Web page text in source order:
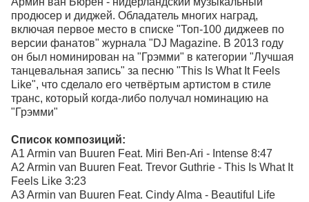
продюсер и диджей. Обладатель многих наград,
включая первое место в списке "Топ-100 диджеев по
версии фанатов" журнала "DJ Magazine. В 2013 году
он был номинирован на "Грэмми" в категории "Лучшая
танцевальная запись" за песню "This Is What It Feels
Like", что сделало его четвёртым артистом в стиле
транс, который когда-либо получал номинацию на
"Грэмми"
Список композиций:
A1 Armin van Buuren Feat. Miri Ben-Ari - Intense 8:47
A2 Armin van Buuren Feat. Trevor Guthrie - This Is What It
Feels Like 3:23
A3 Armin van Buuren Feat. Cindy Alma - Beautiful Life